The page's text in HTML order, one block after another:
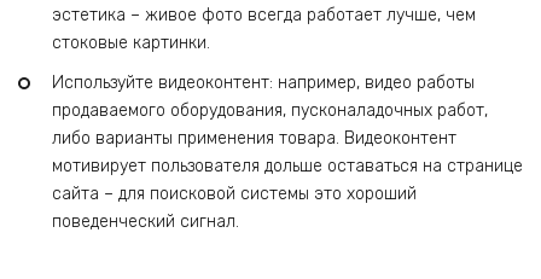
эстетика – живое фото всегда работает лучше, чем
стоковые картинки.
Используйте видеоконтент: например, видео работы
продаваемого оборудования, пусконаладочных работ,
либо варианты применения товара. Видеоконтент
мотивирует пользователя дольше оставаться на странице
сайта – для поисковой системы это хороший
поведенческий сигнал.